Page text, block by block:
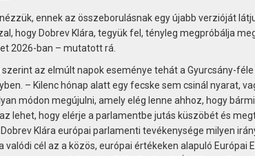
ennek az összeborulásnak egy újabb verzióját
hogy Dobrev Klára, tegyük fel, tényleg megpróbálja
2026-ban – mutatott rá.
szerint az elmúlt napok eseménye tehát a Gyurcsány-
– Kilenc hónap alatt egy fecske sem csinál nyarat,
módon megújulni, amely elég lenne ahhoz, hogy
lehet, hogy elérje a parlamentbe jutás küszöbét és
Klára európai parlamenti tevékenysége milyen
valódi cél az a közös, európai értékeken alapuló